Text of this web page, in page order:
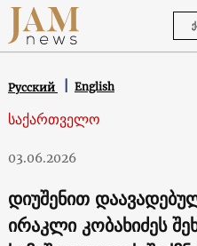
Русский English
საქართველო
03.06.2026
დიუშენით
ირაკლი კობახიძეს